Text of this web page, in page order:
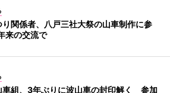
り関係者、八戸三社大祭の山車制作に参
の交流で
車組、3年ぶりに波山車の封印解く 参加